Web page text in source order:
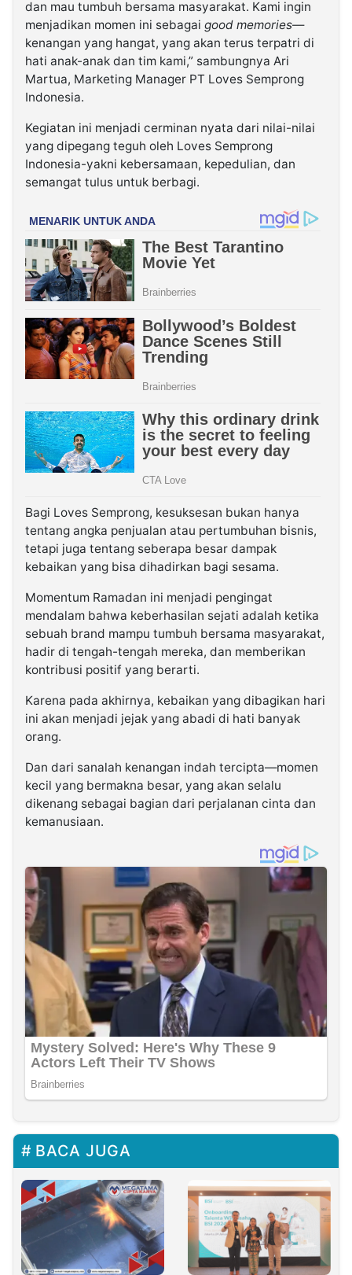
dan mau tumbuh bersama masyarakat. Kami ingin
menjadikan momen ini sebagai good memories—
kenangan yang hangat, yang akan terus terpatri di
hati anak-anak dan tim kami,” sambungnya Ari
Martua, Marketing Manager PT Loves Semprong
Indonesia.
Kegiatan ini menjadi cerminan nyata dari nilai-nilai
yang dipegang teguh oleh Loves Semprong
Indonesia-yakni kebersamaan, kepedulian, dan
semangat tulus untuk berbagi.
Bagi Loves Semprong, kesuksesan bukan hanya
tentang angka penjualan atau pertumbuhan bisnis,
tetapi juga tentang seberapa besar dampak
kebaikan yang bisa dihadirkan bagi sesama.
Momentum Ramadan ini menjadi pengingat
mendalam bahwa keberhasilan sejati adalah ketika
sebuah brand mampu tumbuh bersama masyarakat,
hadir di tengah-tengah mereka, dan memberikan
kontribusi positif yang berarti.
Karena pada akhirnya, kebaikan yang dibagikan hari
ini akan menjadi jejak yang abadi di hati banyak
orang.
Dan dari sanalah kenangan indah tercipta—momen
kecil yang bermakna besar, yang akan selalu
dikenang sebagai bagian dari perjalanan cinta dan
kemanusiaan.
BACA JUGA